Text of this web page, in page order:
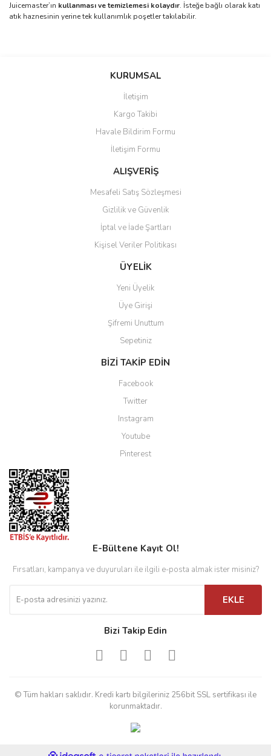
Juicemaster’ın kullanması ve temizlemesi kolaydır. İsteğe bağlı olarak katı
atık haznesinin yerine tek kullanımlık poşetler takılabilir.
Bu ürüne ilk yorumu siz yapın!
Ürün resmi kalitesiz, bozuk veya görüntülenemiyor.
Ürün açıklamasında eksik bilgiler bulunuyor.
Ürün bilgilerinde hatalar bulunuyor.
Ürün fiyatı diğer sitelerden daha pahalı.
Gönder
KURUMSAL
İletişim
Kargo Takibi
Havale Bildirim Formu
İletişim Formu
ALIŞVERİŞ
Mesafeli Satış Sözleşmesi
Gizlilik ve Güvenlik
İptal ve İade Şartları
Kişisel Veriler Politikası
ÜYELİK
Yeni Üyelik
Üye Girişi
Şifremi Unuttum
Sepetiniz
BİZİ TAKİP EDİN
Facebook
Twitter
Instagram
Youtube
Pinterest
E-Bültene Kayıt Ol!
Fırsatları, kampanya ve duyuruları ile ilgili e-posta almak ister misiniz?
EKLE
Bizi Takip Edin
© Tüm hakları saklıdır. Kredi kartı bilgileriniz 256bit SSL sertifikası ile
korunmaktadır.